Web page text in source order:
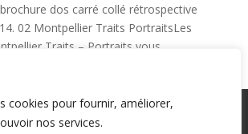
cookies pour fournir, améliorer,
nos services.
brochure dos carré collé rétrospective
02 Montpellier Traits PortraitsLes
Traits – Portraits vous...
Portfolio
Contact
Mentions légales